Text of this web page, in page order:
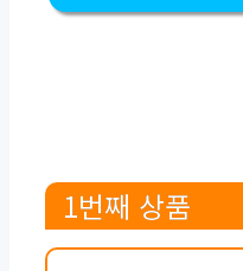
1번째 상품